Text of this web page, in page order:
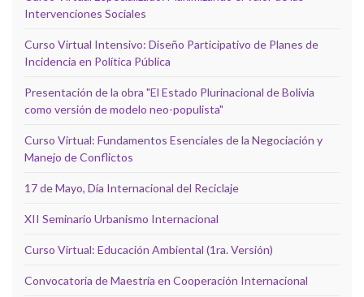
Intervenciones Sociales
Curso Virtual Intensivo: Diseño Participativo de Planes de
Incidencia en Política Pública
Presentación de la obra "El Estado Plurinacional de Bolivia
como versión de modelo neo-populista"
Curso Virtual: Fundamentos Esenciales de la Negociación y
Manejo de Conflictos
17 de Mayo, Día Internacional del Reciclaje
XII Seminario Urbanismo Internacional
Curso Virtual: Educación Ambiental (1ra. Versión)
Convocatoria de Maestría en Cooperación Internacional